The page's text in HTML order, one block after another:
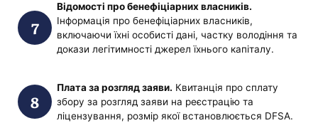
Відомості про бенефіціарних власників.
Інформація про бенефіціарних власників,
включаючи їхні особисті дані, частку володіння та
докази легітимності джерел їхнього капіталу.
Плата за розгляд заяви. Квитанція про сплату
збору за розгляд заяви на реєстрацію та
ліцензування, розмір якої встановлюється DFSA.